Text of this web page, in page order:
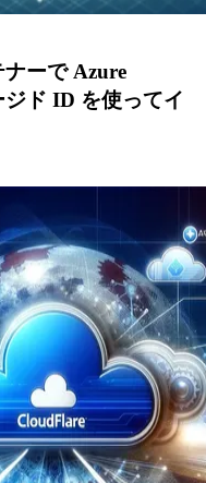
ーで Azure
ド ID を使ってイ